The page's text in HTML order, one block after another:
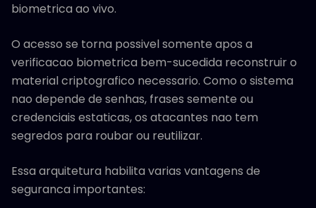
biometrica ao vivo.
O acesso se torna possivel somente apos a
verificacao biometrica bem-sucedida reconstruir o
material criptografico necessario. Como o sistema
nao depende de senhas, frases semente ou
credenciais estaticas, os atacantes nao tem
segredos para roubar ou reutilizar.
Essa arquitetura habilita varias vantagens de
seguranca importantes: